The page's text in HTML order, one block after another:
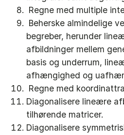
Regne med multiple
Beherske almindelige
begreber, herunder
afbildninger mellem
basis og underrum,
afhængighed og
Regne med
Diagonalisere lineære
tilhørende matricer.
Diagonalisere